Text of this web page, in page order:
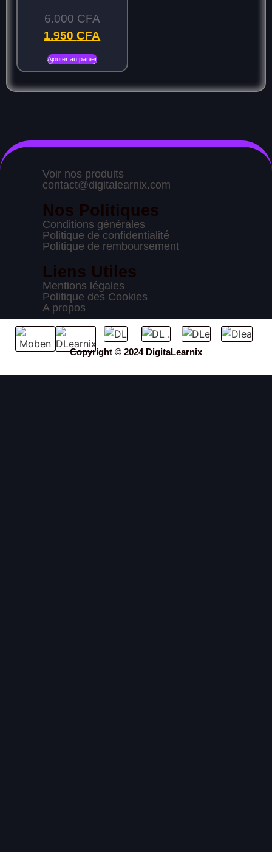
6.000CFA
1.950CFA
Ajouter au panier
Voir nos produits
contact@digitalearnix.com
Nos Politiques
Conditions générales
Politique de confidentialité
Politique de remboursement
Liens Utiles
Mentions légales
Politique des Cookies
A propos
Copyright © 2024 DigitaLearnix